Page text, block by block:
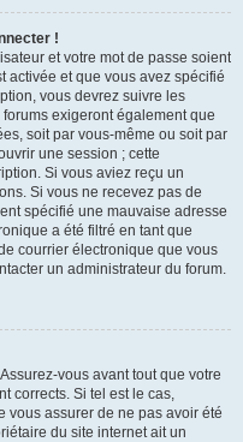
!
et votre mot de passe soient
activée et que vous avez spécifié
vous devrez suivre les
exigeront également que
soit par vous-même ou soit par
une session ; cette
Si vous aviez reçu un
Si vous ne recevez pas de
spécifié une mauvaise adresse
a été filtré en tant que
courrier électronique que vous
un administrateur du forum.
vous avant tout que votre
corrects. Si tel est le cas,
vous assurer de ne pas avoir été
du site internet ait un